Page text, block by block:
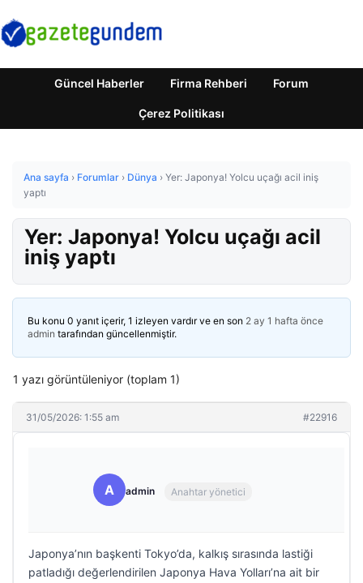
Güncel Haberler Firma Rehberi Forum
Çerez Politikası
Ana sayfa › Forumlar › Dünya › Yer: Japonya! Yolcu uçağı acil iniş
yaptı
Yer: Japonya! Yolcu uçağı acil
iniş yaptı
Bu konu 0 yanıt içerir, 1 izleyen vardır ve en son 2 ay 1 hafta önce
admin tarafından güncellenmiştir.
1 yazı görüntüleniyor (toplam 1)
31/05/2026: 1:55 am #22916
A admin Anahtar yönetici
Japonya’nın başkenti Tokyo’da, kalkış sırasında lastiği
patladığı değerlendirilen Japonya Hava Yolları’na ait bir